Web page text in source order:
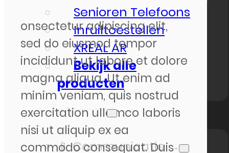
Senioren Telefoons
Inruiltoestellen
XREAL AR
Bekijk alle
producten
Telecom
📱 Communicatie →
onsectetur adipiscing elit,
sed do eiusmod tempor
incididunt ut labore et dolore
magna aliqua. Ut enim ad
minim veniam, quis nostrud
exercitation ullamco laboris
nisi ut aliquip ex ea
commodo consequat. Duis